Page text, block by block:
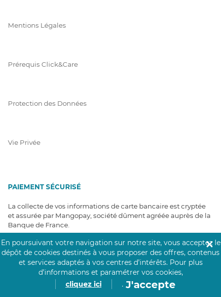
Mentions Légales
Prérequis Click&Care
Protection des Données
Vie Privée
PAIEMENT SÉCURISÉ
La collecte de vos informations de carte bancaire est cryptée
et assurée par Mangopay, société dûment agréée auprès de la
Banque de France.
En poursuivant votre navigation sur notre site, vous acceptez le
dépôt de cookies destinés à vous proposer des offres, contenus
et services adaptés à vos centres d’intérêts. Pour plus
d’informations et paramétrer vos cookies,
cliquez ici
. J'accepte
✕